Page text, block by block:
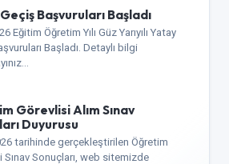
Başvuruları Başladı
Eğitim Öğretim Yılı Güz Yarıyılı Yatay
Başladı. Detaylı bilgi
Görevlisi Alım Sınav
Duyurusu
tarihinde gerçekleştirilen Öğretim
Sınav Sonuçları, web sitemizde